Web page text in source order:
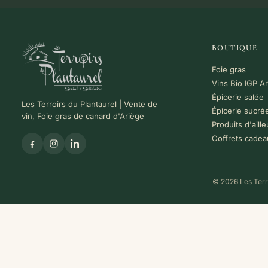
Les Terroirs du Plantaurel | Vente de
vin, Foie gras de canard d'Ariège
BOUTIQUE
Foie gras
Vins Bio IGP
Épicerie salée
Épicerie
Produits
Coffrets
© 2026 Les